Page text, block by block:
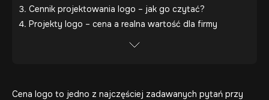
Cennik projektowania logo – jak go czytać?
Projekty logo – cena a realna wartość dla firmy
Cena logo to jedno z najczęściej zadawanych pytań przy